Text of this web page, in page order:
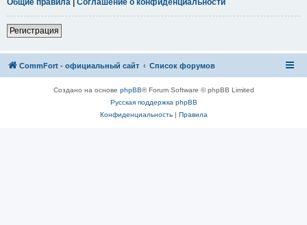
Регистрация
CommFort - официальный сайт Список форумов
Создано на основе phpBB® Forum Software © phpBB Limited
Русская поддержка phpBB
Конфиденциальность| Правила